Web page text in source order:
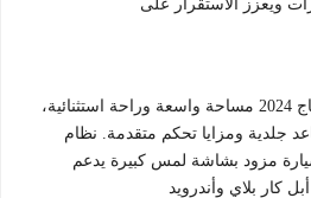
ويعزز الاستقرار على
من الداخل، توفر كيا سبورتاج 2024 مساحة واسعة وراحة استثنائية،
جلدية ومزايا تحكم متقدمة. نظام
مزود بشاشة لمس كبيرة يدعم
كار بلاي وأندرويد